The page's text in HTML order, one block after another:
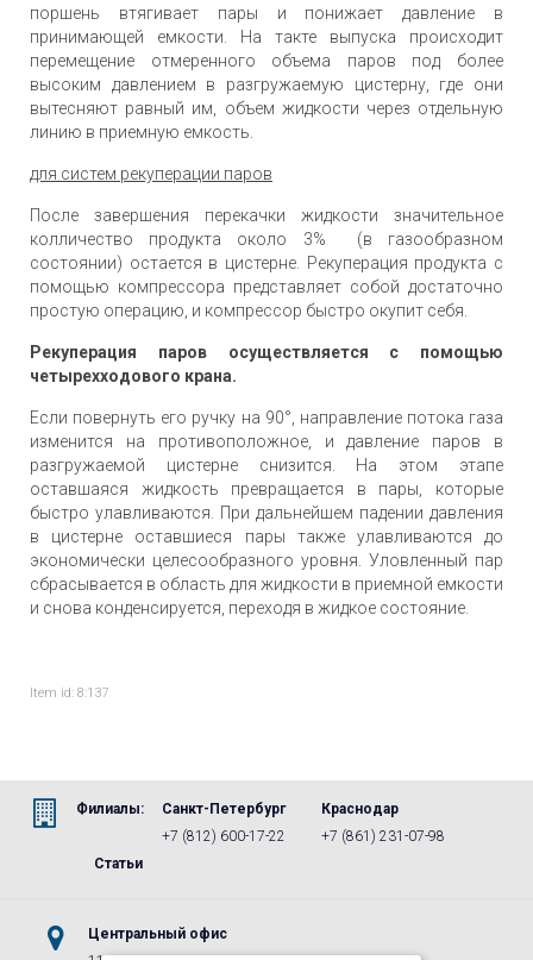
поршень втягивает пары и понижает давление в
принимающей емкости. На такте выпуска происходит
перемещение отмеренного объема паров под более
высоким давлением в разгружаемую цистерну, где они
вытесняют равный им, объем жидкости через отдельную
линию в приемную емкость.
для систем рекуперации паров
После завершения перекачки жидкости значительное
колличество продукта около 3% (в газообразном
состоянии) остается в цистерне. Рекуперация продукта с
помощью компрессора представляет собой достаточно
простую операцию, и компрессор быстро окупит себя.
Рекуперация паров осуществляется с помощью
четырехходового крана.
Если повернуть его ручку на 90°, направление потока газа
изменится на противоположное, и давление паров в
разгружаемой цистерне снизится. На этом этапе
оставшаяся жидкость превращается в пары, которые
быстро улавливаются. При дальнейшем падении давления
в цистерне оставшиеся пары также улавливаются до
экономически целесообразного уровня. Уловленный пар
сбрасывается в область для жидкости в приемной емкости
и снова конденсируется, переходя в жидкое состояние.
Item id: 8:137
Филиалы:
Санкт-Петербург
+7 (812) 600-17-22
Краснодар
+7 (861) 231-07-98
Статьи
Центральный офис